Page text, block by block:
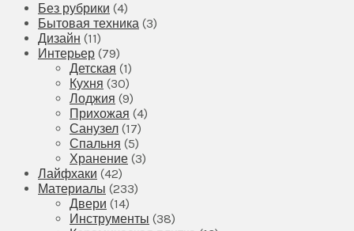
Без рубрики (4)
Бытовая техника (3)
Дизайн (11)
Интерьер (79)
Детская (1)
Кухня (30)
Лоджия (9)
Прихожая (4)
Санузел (17)
Спальня (5)
Хранение (3)
Лайфхаки (42)
Материалы (233)
Двери (14)
Инструменты (38)